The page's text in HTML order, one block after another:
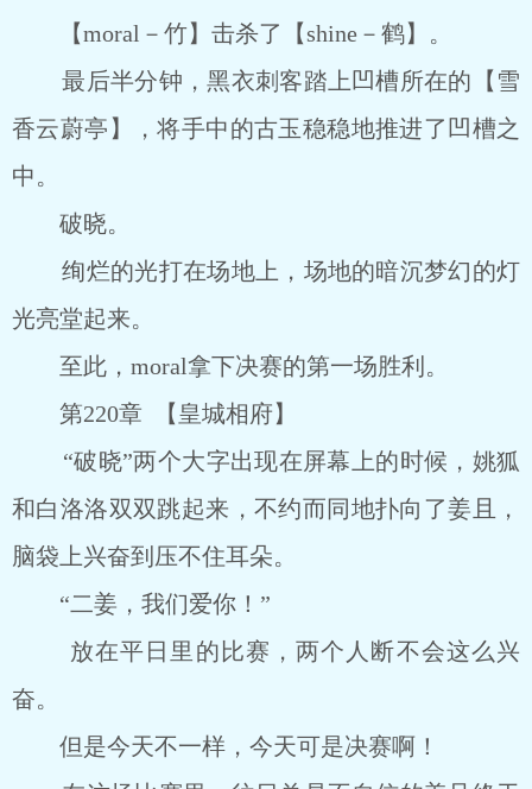
【moral－竹】击杀了【shine－鹤】。
最后半分钟，黑衣刺客踏上凹槽所在的【雪
香云蔚亭】，将手中的古玉稳稳地推进了凹槽之
中。
破晓。
绚烂的光打在场地上，场地的暗沉梦幻的灯
光亮堂起来。
至此，moral拿下决赛的第一场胜利。
第220章 【皇城相府】
“破晓”两个大字出现在屏幕上的时候，姚狐
和白洛洛双双跳起来，不约而同地扑向了姜且，
脑袋上兴奋到压不住耳朵。
“二姜，我们爱你！”
放在平日里的比赛，两个人断不会这么兴
奋。
但是今天不一样，今天可是决赛啊！